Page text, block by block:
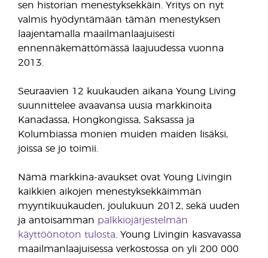
sen historian menestyksekkäin. Yritys on nyt
valmis hyödyntämään tämän menestyksen
laajentamalla maailmanlaajuisesti
ennennäkemättömässä laajuudessa vuonna
2013.
Seuraavien 12 kuukauden aikana Young Living
suunnittelee avaavansa uusia markkinoita
Kanadassa, Hongkongissa, Saksassa ja
Kolumbiassa monien muiden maiden lisäksi,
joissa se jo toimii.
Nämä markkina-avaukset ovat Young Livingin
kaikkien aikojen menestyksekkäimmän
myyntikuukauden, joulukuun 2012, sekä uuden
ja antoisamman palkkiojärjestelmän
käyttöönoton tulosta . Young Livingin kasvavassa
maailmanlaajuisessa verkostossa on yli 200 000